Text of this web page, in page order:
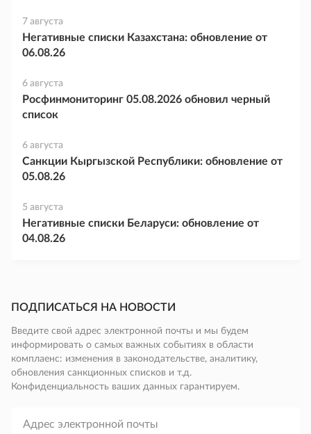
7 августа
Негативные списки Казахстана: обновление от
06.08.26
6 августа
Росфинмониторинг 05.08.2026 обновил черный
список
6 августа
Санкции Кыргызской Республики: обновление от
05.08.26
5 августа
Негативные списки Беларуси: обновление от
04.08.26
ПОДПИСАТЬСЯ НА НОВОСТИ
Введите свой адрес электронной почты и мы будем
информировать о самых важных событиях в области
комплаенс: изменения в законодательстве, аналитику,
обновления санкционных списков и т.д.
Конфиденциальность ваших данных гарантируем.